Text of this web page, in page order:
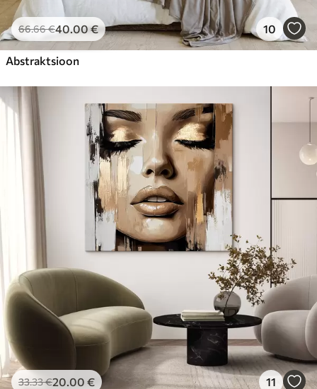
66.66€40.00€ 10
Abstraktsioon
33.33€20.00 € 11